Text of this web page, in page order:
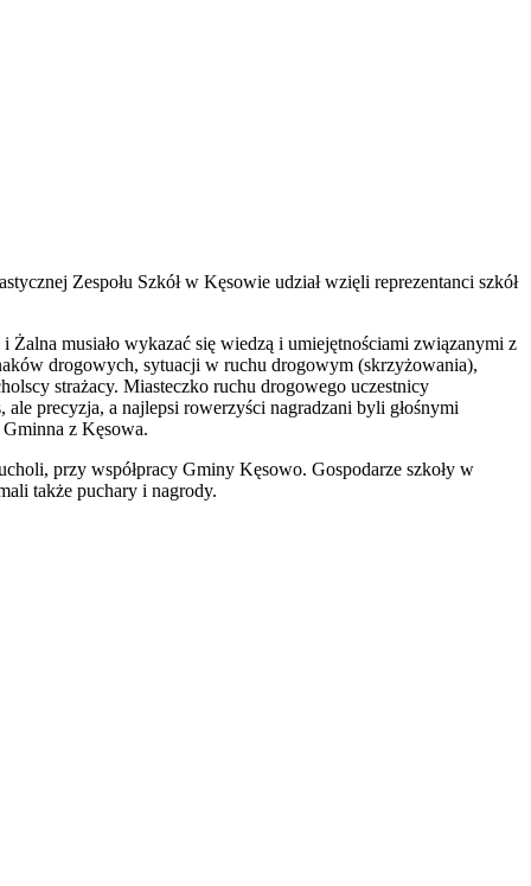
Zespołu Szkół w Kęsowie udział wzięli reprezentanci szkół
musiało wykazać się wiedzą i umiejętnościami związanymi z
drogowych, sytuacji w ruchu drogowym (skrzyżowania),
strażacy. Miasteczko ruchu drogowego uczestnicy
precyzja, a najlepsi rowerzyści nagradzani byli głośnymi
z Kęsowa.
przy współpracy Gminy Kęsowo. Gospodarze szkoły w
także puchary i nagrody.